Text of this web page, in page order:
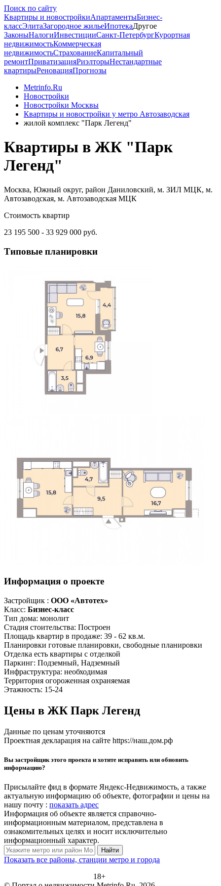
Поиск по сайту
Квартиры и новостройкиАпартаментыБизнес-
классЭлитаЗагородное жильеИпотекаДругое
ЗаконыНалогиИнвестицииСанкт-ПетербургКурортная
недвижимостьКоммерческая
недвижимостьСтрахованиеКапитальный
ремонтПриватизацияРиэлторыНестандартные
квартирыРеновацияПрогнозы
Metrinfo.Ru
Новостройки
Новостройки Москвы
Квартиры и новостройки у метро Автозаводская
жилой комплекс "Парк Легенд"
Квартиры в ЖК "Парк
Легенд"
Москва, Южный округ, район Даниловский, м. ЗИЛ МЦК, м.
Автозаводская, м. Автозаводская МЦК
Стоимость квартир
23 195 500 - 33 929 000 руб.
Типовые планировки
Информация о проекте
Застройщик : ООО «Автотех»
Класс: Бизнес-класс
Тип дома: монолит
Стадия стоительства: Построен
Площадь квартир в продаже: 39 - 62 кв.м.
Планировки готовые планировки, свободные планировки
Отделка есть квартиры с отделкой
Паркинг: Подземный, Надземный
Инфраструктура: необходимая
Территория огороженная охраняемая
Этажность: 15-24
Цены в ЖК Парк Легенд
Данные по ценам уточняются
Проектная декларация на сайте https://наш.дом.рф
Вы застройщик этого проекта и хотите исправить или обновить
информацию?
Присылайте фид в формате Яндекс-Недвижимость, а также
актуальную информацию об объекте, фотографии и цены на
нашу почту : показать адрес
Информация об объекте является справочно-
информационным материалом, представлена в
ознакомительных целях и носит исключительно
информационный характер.
Найти
Показать все районы, станции метро и города
18+